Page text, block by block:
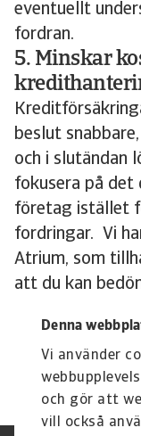
Denna
Vi använder
och gör att
vill också
eventuellt
fordran.
5. Minskar
beslut
och i slutändan
fokusera på
företag istället
fordringar. Vi
Atrium, som
att du kan
exponerad i